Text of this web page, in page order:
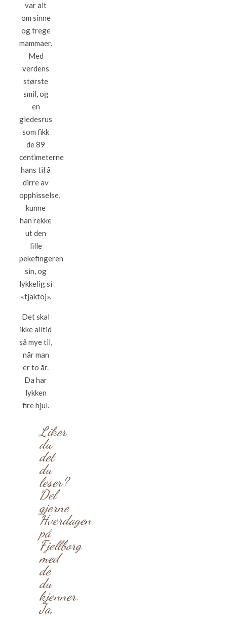
var alt
om sinne
og trege
mammaer.
Med
verdens
største
smil, og
en
gledesrus
som fikk
de 89
centimeterne
hans til å
dirre av
opphisselse,
kunne
han rekke
ut den
lille
pekefingeren
sin, og
lykkelig si
«tjaktoj».
Det skal
ikke alltid
så mye til,
når man
er to år.
Da har
lykken
fire hjul.
Liker
du
det
du
leser?
Del
gjerne
Hverdagen
på
Fjellborg
med
de
du
kjenner.
Ja,